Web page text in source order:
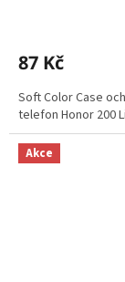
87 Kč
Soft Color Case
telefon Honor 200
Akce